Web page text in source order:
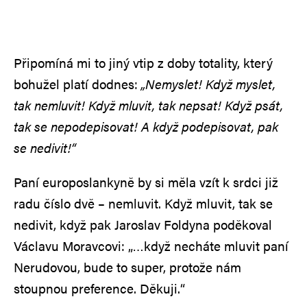
Připomíná mi to jiný vtip z doby totality, který
bohužel platí dodnes:„Nemyslet! Když myslet,
tak nemluvit! Když mluvit, tak nepsat! Když psát,
tak se nepodepisovat! A když podepisovat, pak
se nedivit!“
Paní europoslankyně by si měla vzít k srdci již
radu číslo dvě – nemluvit. Když mluvit, tak se
nedivit, když pak Jaroslav Foldyna poděkoval
Václavu Moravcovi: „…když necháte mluvit paní
Nerudovou, bude to super, protože nám
stoupnou preference. Děkuji.“